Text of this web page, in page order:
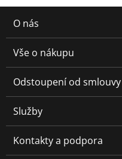
O nás
Vše o nákupu
Odstoupení od smlouvy
Služby
Kontakty a podpora